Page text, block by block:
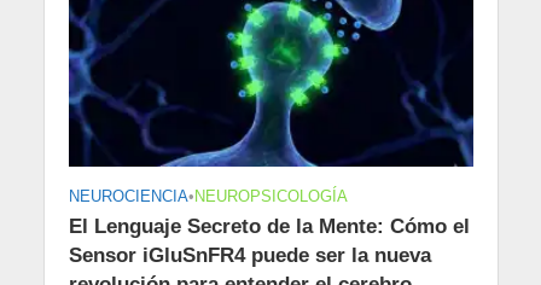
NEUROCIENCIA• NEUROPSICOLOGÍA
El Lenguaje Secreto de la Mente: Cómo el
Sensor iGluSnFR4 puede ser la nueva